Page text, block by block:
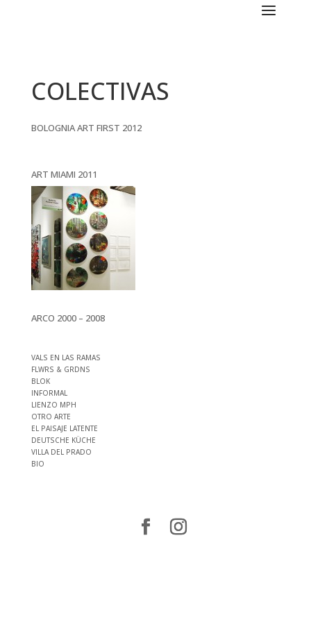
COLECTIVAS
BOLOGNIA ART FIRST 2012
ART MIAMI 2011
ARCO 2000 – 2008
VALS EN LAS RAMAS
FLWRS & GRDNS
BLOK
INFORMAL
LIENZO MPH
OTRO ARTE
EL PAISAJE LATENTE
DEUTSCHE KÜCHE
VILLA DEL PRADO
BIO